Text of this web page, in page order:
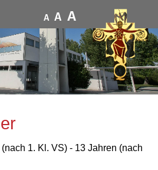
A A A
1. Kl. VS) - 13 Jahren (nach